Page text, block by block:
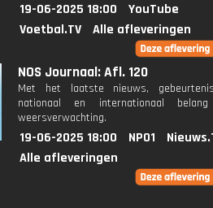
19-06-2025 18:00
YouTube
Voetbal.TV
Alle afleveringen
NOS Journaal: Afl. 120
Met het laatste nieuws,
nationaal en internationaal
weersverwachting.
19-06-2025 18:00 NPO1
Alle afleveringen